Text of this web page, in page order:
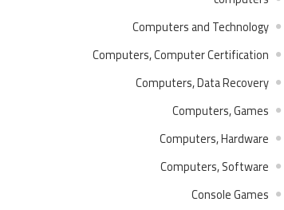
Computers and Technology
Computers, Computer Certification
Computers, Data Recovery
Computers, Games
Computers, Hardware
Computers, Software
Console Games